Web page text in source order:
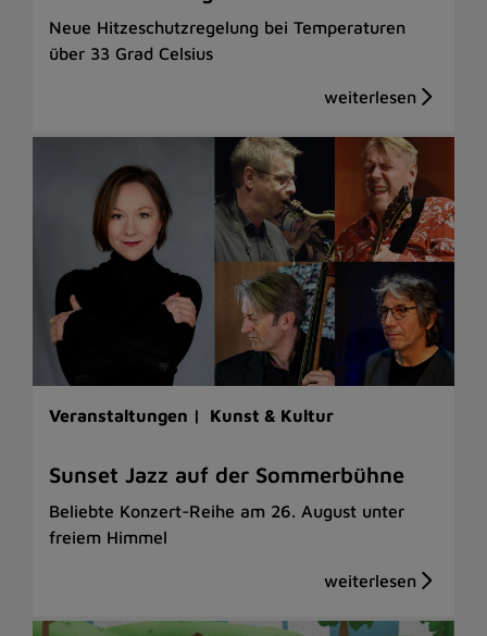
Neue Hitzeschutzregelung bei Temperaturen
über 33 Grad Celsius
Veranstaltungen | Kunst & Kultur
Sunset Jazz auf der Sommerbühne
Beliebte Konzert-Reihe am 26. August unter
freiem Himmel